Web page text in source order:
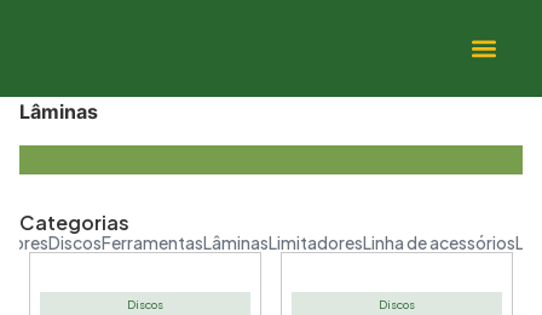
Lâminas
Categorias
DiscosFerramentasLâminasLimitadoresLinha de acessórios
Discos Discos